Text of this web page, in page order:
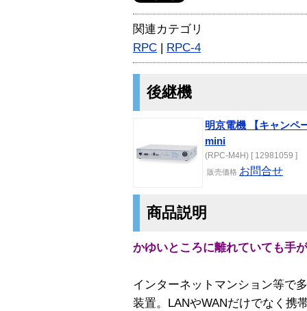
関連カテゴリ
RPC | RPC-4
後継機
明京電機 【キャンペ
mini
(RPC-M4H) [ 12981059 ]
販売価格 お問合せ
商品説明
かゆいところに離れていても手
インターネットマンション等で
装置。LANやWANだけでなく携